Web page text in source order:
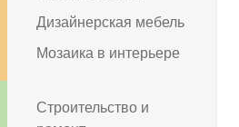
Дизайнерская мебель
Мозаика в интерьере
Строительство и